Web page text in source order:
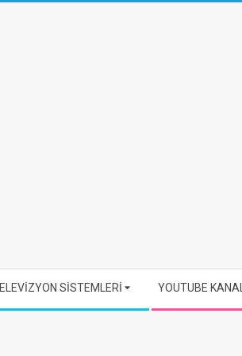
SİSTEMLERİ YOUTUBE KANALI